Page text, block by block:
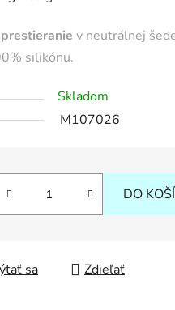
v neutrálnej
silikónu.
Skladom
M107026
DO
sa Zdieľať